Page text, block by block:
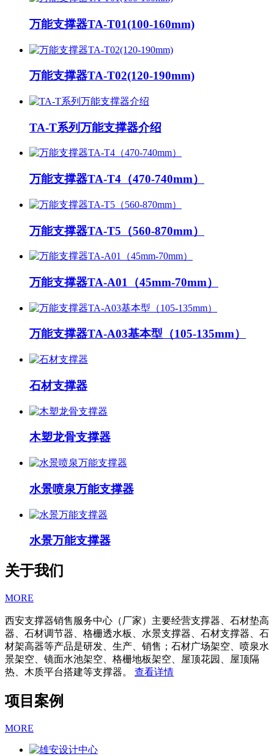
万能支撑器TA-T01(100-160mm)
万能支撑器TA-T02(120-190mm)
TA-T系列万能支撑器介绍
万能支撑器TA-T4（470-740mm）
万能支撑器TA-T5（560-870mm）
万能支撑器TA-A01（45mm-70mm）
万能支撑器TA-A03基本型（105-135mm）
石材支撑器
木塑龙骨支撑器
水景喷泉万能支撑器
水景万能支撑器
关于我们
MORE
西安支撑器销售服务中心（厂家）主要经营支撑器、石材垫高
器、石材调节器、格栅透水板、水景支撑器、石材支撑器、石
材架高器等产品是研发、生产、销售；石材广场架空、喷泉水
景架空、镜面水池架空、格栅地板架空、屋顶花园、屋顶隔
热、木质平台搭建等支撑器。 查看详情
项目案例
MORE